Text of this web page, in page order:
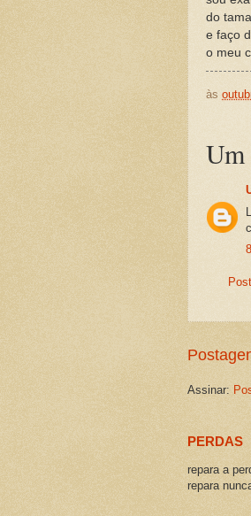
do
e faço
o meu
às
Um
Assinar:
PERDAS
repara a
repara